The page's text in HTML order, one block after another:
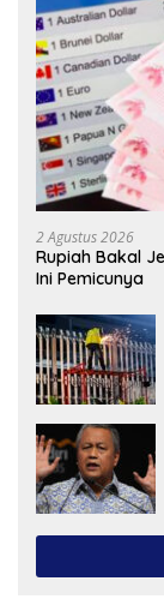
2 Agustus 2026
Rupiah Bakal
Ini Pemicunya